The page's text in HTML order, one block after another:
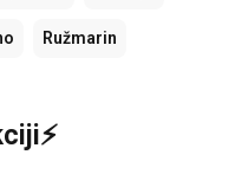
Ružmarin